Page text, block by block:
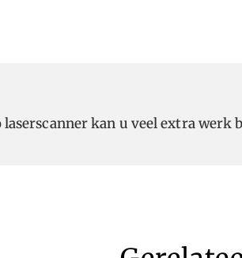
kan u veel extra werk